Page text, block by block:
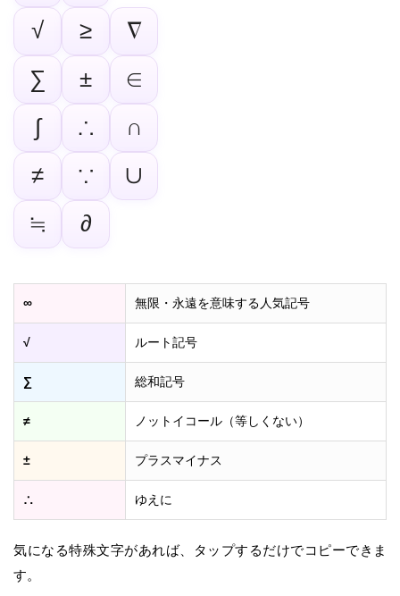
√
∑
∫
≠
≒
≥
±
∴
∵
∂
∇
∈
∩
∪
∞ 無限・永遠を意味する人気記号
√ ルート記号
∑ 総和記号
≠ ノットイコール（等しくない）
± プラスマイナス
∴ ゆえに
気になる特殊文字があれば、タップするだけでコピーできま
す。